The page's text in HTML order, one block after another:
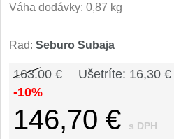
Špeciálne nože
Vrhacie 12
Záchranárske 4
Ostrenie nožov
Váha dodávky: 0,87 kg
Rad: Seburo Subaja
163.00 € Ušetríte: 16,30 €
-10%
146,70 € s DPH